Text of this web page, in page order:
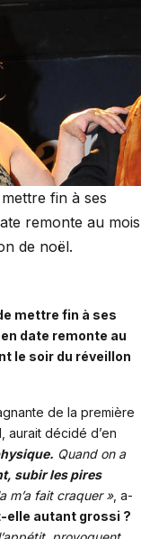
fin à ses
remonte au mois
de noël.
mettre fin à ses
date remonte au
le soir du réveillon
de la première
aurait décidé d’en
Quand on a
subir les pires
m’a fait craquer », a-
elle autant grossi ?